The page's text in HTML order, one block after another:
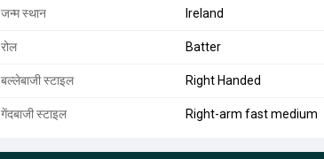
जन्म स्थान Ireland
रोल Batter
बल्लेबाजी स्टाइल Right Handed
गेंदबाजी स्टाइल Right-arm fast medium